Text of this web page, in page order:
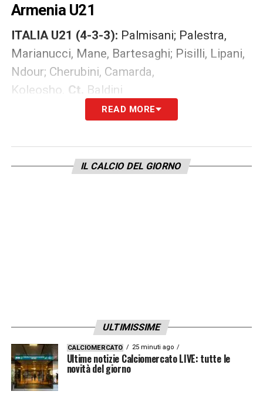
Armenia U21
ITALIA U21 (4-3-3): Palmisani; Palestra,
Marianucci, Mane, Bartesaghi; Pisilli, Lipani,
Ndour; Cherubini, Camarda,
Koleosho. Ct. Baldini
ARMENIA U21 (4-4-2):Matinyan; Tarloyan,
Hovhannisyan, Hovhannisyan, Sargsyan,
Hakobyan; Eloyan, Hakobyan.Ct.Flores
READ MORE
IL CALCIO DEL GIORNO
ULTIMISSIME
CALCIOMERCATO 25 minuti ago
Ultime notizie Calciomercato LIVE: tutte le
novità del giorno